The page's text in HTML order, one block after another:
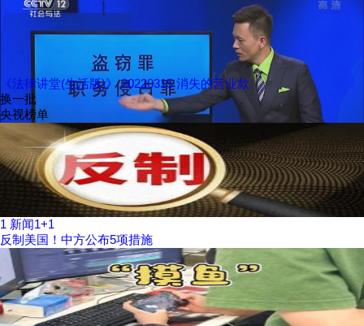
《法律讲堂(生活版)》 20220315 消失的营业款
换一批
央视榜单
1 新闻1+1
反制美国！中方公布5项措施